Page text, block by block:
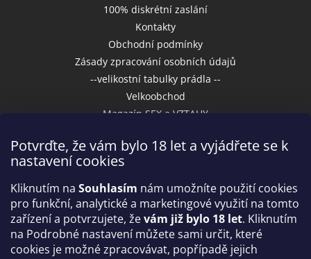
Potvrďte, že vám bylo 18 let a vyjádřete se k
nastavení cookies
Kliknutím na Souhlasím nám umožníte použití cookies
pro funkční, analytické a marketingové využití na tomto
zařízení a potvrzujete, ževám již bylo 18 let. Kliknutím
na Podrobné nastavení můžete sami určit, které
cookies je možné zpracovávat, popřípadě jejich
100% diskrétní zaslání
Kontakty
Obchodní podmínky
Zásady zpracování osobních údajů
--velikostní tabulky prádla --
Velkoobchod
Magazín SEX a VZTAHY
Přijímáme online platby